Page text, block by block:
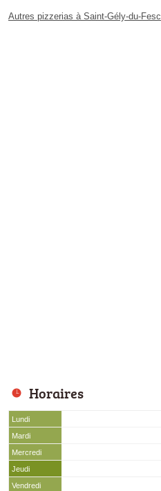
Autres pizzerias à Saint-Gély-du-Fesc
Horaires
Lundi
Mardi
Mercredi
Jeudi
Vendredi